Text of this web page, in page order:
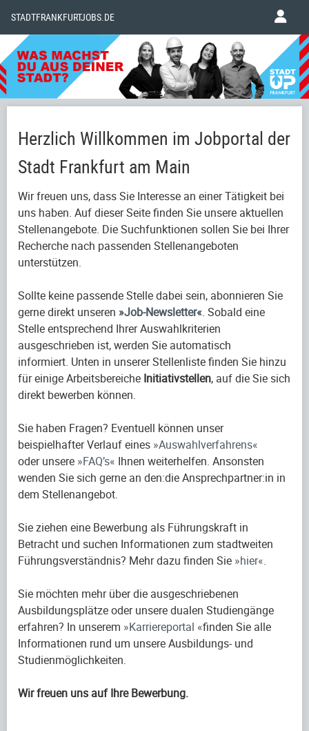
STADTFRANKFURTJOBS.DE
Herzlich Willkommen im Jobportal der
Stadt Frankfurt am Main
Wir freuen uns, dass Sie Interesse an einer Tätigkeit bei
uns haben. Auf dieser Seite finden Sie unsere aktuellen
Stellenangebote. Die Suchfunktionen sollen Sie bei Ihrer
Recherche nach passenden Stellenangeboten
unterstützen.
Sollte keine passende Stelle dabei sein, abonnieren Sie
gerne direkt unseren Job-Newsletter . Sobald eine
Stelle entsprechend Ihrer Auswahlkriterien
ausgeschrieben ist, werden Sie automatisch
informiert. Unten in unserer Stellenliste finden Sie hinzu
für einige Arbeitsbereiche Initiativstellen, auf die Sie sich
direkt bewerben können.
Sie haben Fragen? Eventuell können unser
beispielhafter Verlauf eines Auswahlverfahrens
oder unsere FAQ’s Ihnen weiterhelfen. Ansonsten
wenden Sie sich gerne an den:die Ansprechpartner:in in
dem Stellenangebot.
Sie ziehen eine Bewerbung als Führungskraft in
Betracht und suchen Informationen zum stadtweiten
Führungsverständnis? Mehr dazu finden Sie hier .
Sie möchten mehr über die ausgeschriebenen
Ausbildungsplätze oder unsere dualen Studiengänge
erfahren? In unserem
Karriereportal finden Sie alle
Informationen rund um unsere Ausbildungs- und
Studienmöglichkeiten.
Wir freuen uns auf Ihre Bewerbung.